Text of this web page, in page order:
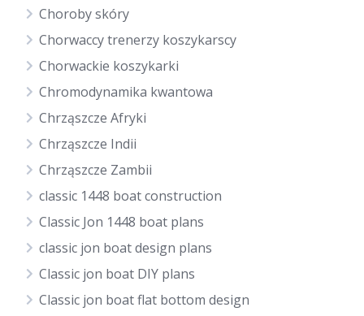
Choroby skóry
Chorwaccy trenerzy koszykarscy
Chorwackie koszykarki
Chromodynamika kwantowa
Chrząszcze Afryki
Chrząszcze Indii
Chrząszcze Zambii
classic 1448 boat construction
Classic Jon 1448 boat plans
classic jon boat design plans
Classic jon boat DIY plans
Classic jon boat flat bottom design